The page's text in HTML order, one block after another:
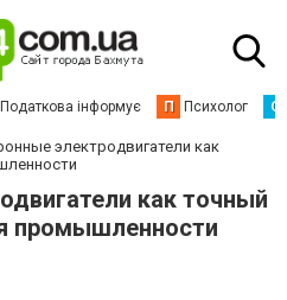
Податкова інформує П Психолог С
электродвигатели как
как точный
промышленности